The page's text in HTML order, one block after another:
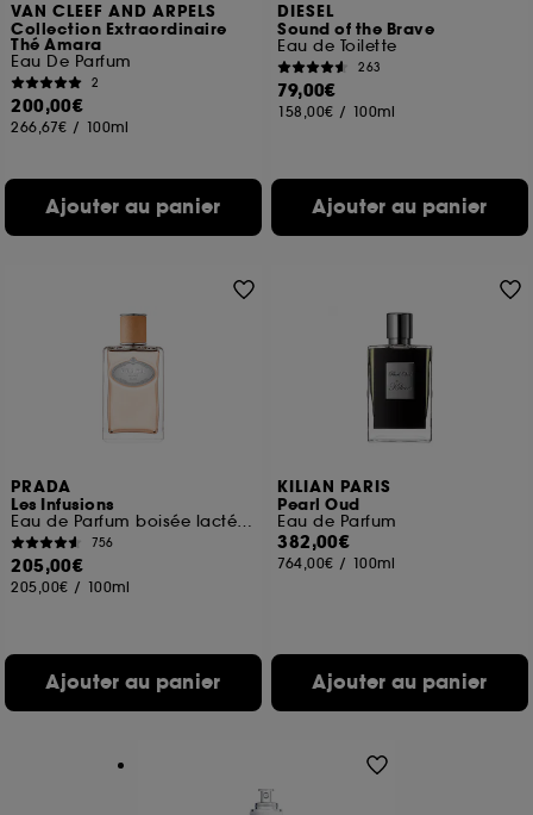
VAN CLEEF AND ARPELS
Collection Extraordinaire
Thé Amara
Eau De Parfum
2
200,00€
266,67€ / 100ml
Ajouter au panier
DIESEL
Sound of the Brave
Eau de Toilette
263
79,00€
158,00€ / 100ml
Ajouter au panier
PRADA
Les Infusions
Eau de Parfum boisée lactée pour homme et femme
756
205,00€
205,00€ / 100ml
Ajouter au panier
KILIAN PARIS
Pearl Oud
Eau de Parfum
382,00€
764,00€ / 100ml
Ajouter au panier